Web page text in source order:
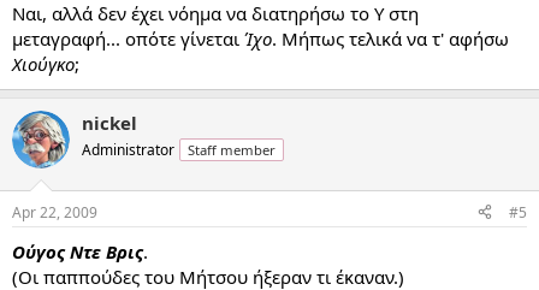
Ναι, αλλά δεν έχει νόημα να διατηρήσω το Υ στη
μεταγραφή... οπότε γίνεται Ίχο. Μήπως τελικά να τ' αφήσω
Χιούγκο;
nickel
Administrator Staff member
Apr 22, 2009 #5
Ούγος Ντε Βρις.
(Οι παππούδες του Μήτσου ήξεραν τι έκαναν.)